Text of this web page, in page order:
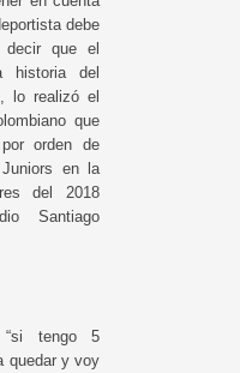
debe
que el
historia del
lo realizó el
que
orden de
en la
del 2018
Santiago
“si tengo 5
quedar y voy